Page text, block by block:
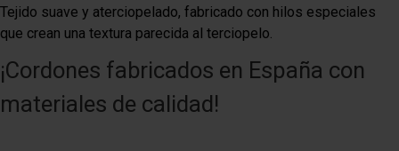
Tejido suave y aterciopelado, fabricado con hilos especiales
que crean una textura parecida al terciopelo.
¡Cordones fabricados en España con
materiales de calidad!